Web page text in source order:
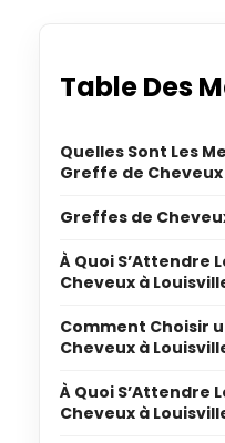
Table Des
Quelles Sont Les
Greffe de Cheveux
Greffes de
À Quoi S’Attendre
Cheveux à
Comment Choisir
Cheveux à
À Quoi S’Attendre
Cheveux à